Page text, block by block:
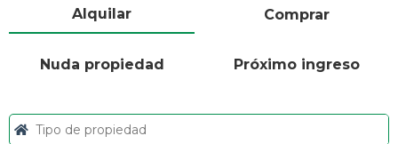
Alquilar Comprar
Nuda propiedad Próximo ingreso